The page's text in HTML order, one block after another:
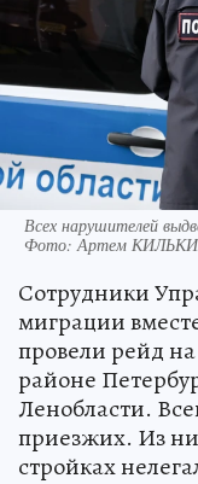
Всех нарушителей
Фото:Артем
Сотрудники
миграции
провели рейд
районе
Ленобласти.
приезжих. Из
стройках